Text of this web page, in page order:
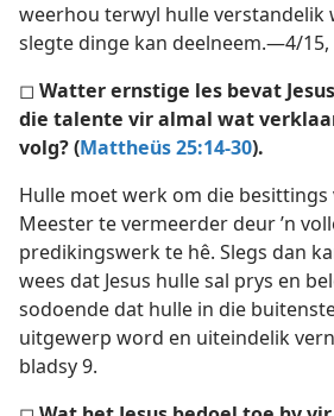
weerhou terwyl hulle verstandelik
slegte dinge kan deelneem.—4/15,
◻ Watter ernstige les bevat
die talente vir almal wat
volg? (Mattheüs 25:14-30).
Hulle moet werk om die besittings
Meester te vermeerder deur ’n
predikingswerk te hê. Slegs dan
wees dat Jesus hulle sal prys en
sodoende dat hulle in die
uitgewerp word en uiteindelik
bladsy 9.